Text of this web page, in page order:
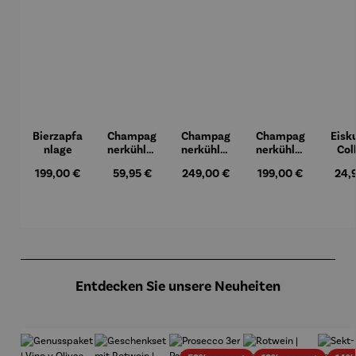
Bierzapfa
nlage
Regulärer Preis:
199,00 €
Champag
nerkühler
Edelstahl
Regulärer Preis:
59,95 €
Champag
nerkühler
Regulärer Preis:
249,00 €
Champag
nerkühler
Regulärer Preis:
199,00 €
Entdecken Sie unsere Neuheiten